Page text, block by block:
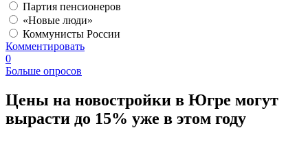
Партия пенсионеров
«Новые люди»
Коммунисты России
Комментировать
0
Больше опросов
​Цены на новостройки в Югре могут
вырасти до 15% уже в этом году